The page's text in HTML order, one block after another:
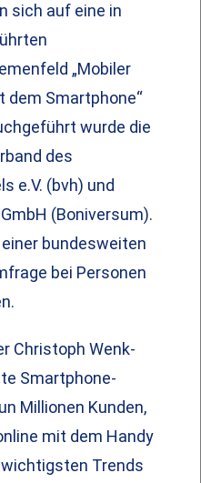
sich auf eine in
„Mobiler
dem Smartphone“
wurde die
des
e.V. (bvh) und
(Boniversum).
bundesweiten
bei Personen
Christoph Wenk-
Smartphone-
Millionen Kunden,
mit dem Handy
wichtigsten Trends